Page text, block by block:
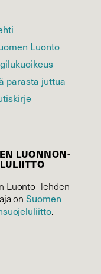
Luonto
parasta juttua
LUONNON­
Luonto -lehden
onSuomen
.